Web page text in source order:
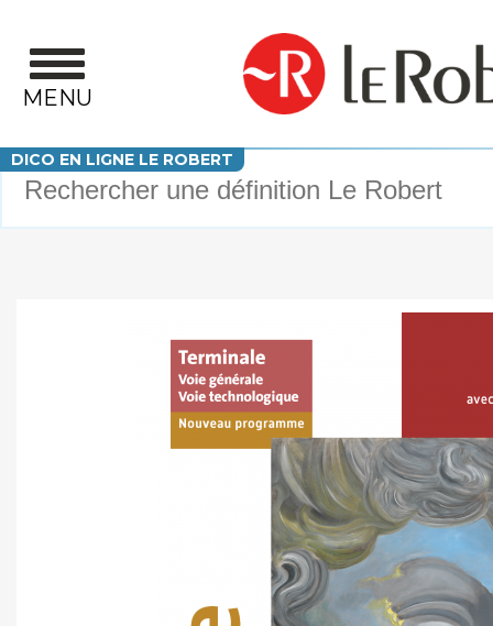
MENU
DICO EN LIGNE LE ROBERT
Votre recherche